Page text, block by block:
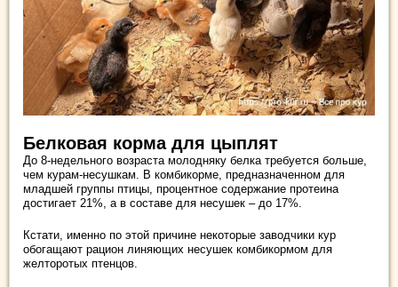
Белковая корма для цыплят
До 8-недельного возраста молодняку белка требуется больше,
чем курам-несушкам. В комбикорме, предназначенном для
младшей группы птицы, процентное содержание протеина
достигает 21%, а в составе для несушек – до 17%.
Кстати, именно по этой причине некоторые заводчики кур
обогащают рацион линяющих несушек комбикормом для
желторотых птенцов.